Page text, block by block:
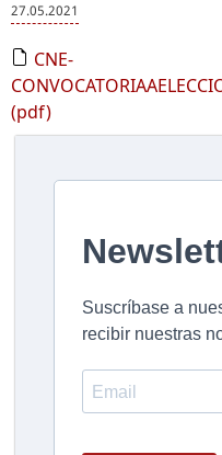
27.05.2021
CNE-
(pdf)